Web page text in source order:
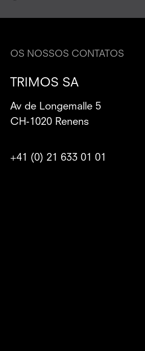
OS NOSSOS CONTATOS
TRIMOS SA
Av de Longemalle 5
CH-1020 Renens
+41 (0) 21 633 01 01